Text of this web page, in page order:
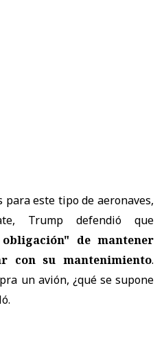
para este tipo de aeronaves,
Trump defendió que
de mantener
con su mantenimiento.
un avión, ¿qué se supone